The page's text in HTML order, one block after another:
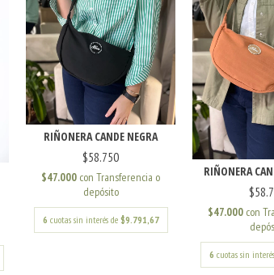
RIÑONERA CANDE NEGRA
$58.750
$47.000 con Transferencia o
depósito
6 cuotas sin interés de $9.791,67
RIÑONERA
$47.000 con
6 cuotas sin